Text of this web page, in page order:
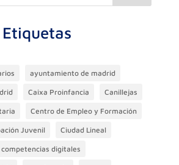
ayuntamiento de madrid
Caixa Proinfancia Canillejas
Centro de Empleo y Formación
Juvenil Ciudad Lineal
competencias digitales